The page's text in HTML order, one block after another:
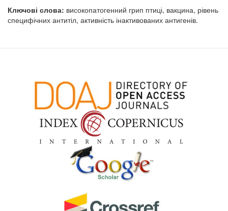
Ключові слова: високопатогенний грип птиці, вакцина, рівень
специфічних антитіл, активність інактивованих антигенів.